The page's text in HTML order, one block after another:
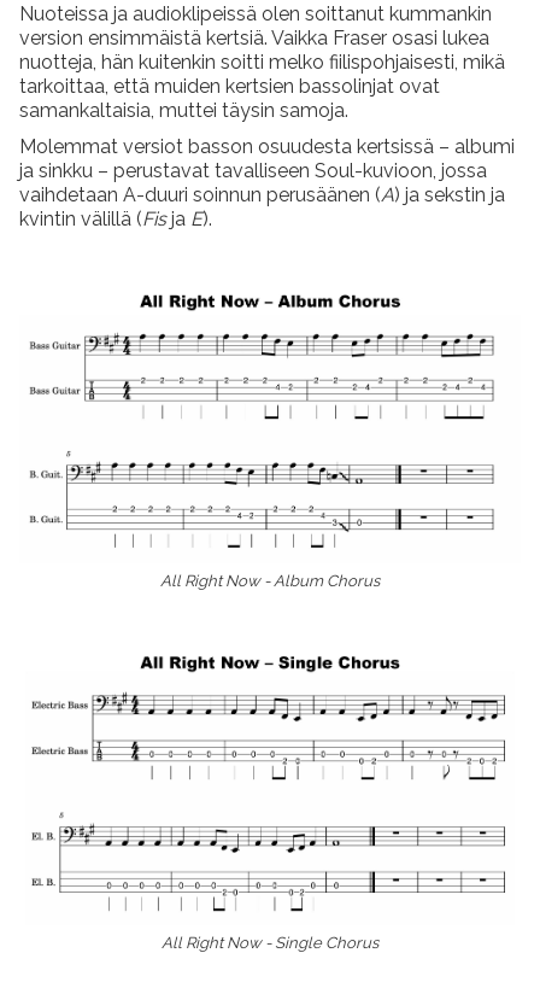
Nuoteissa ja audioklipeissä olen soittanut kummankin
version ensimmäistä kertsiä. Vaikka Fraser osasi lukea
nuotteja, hän kuitenkin soitti melko fiilispohjaisesti, mikä
tarkoittaa, että muiden kertsien bassolinjat ovat
samankaltaisia, muttei täysin samoja.
Molemmat versiot basson osuudesta kertsissä – albumi
ja sinkku – perustavat tavalliseen Soul-kuvioon, jossa
vaihdetaan A-duuri soinnun perusäänen (A) ja sekstin ja
kvintin välillä (Fisja E).
All Right Now - Album Chorus
All Right Now - Single Chorus